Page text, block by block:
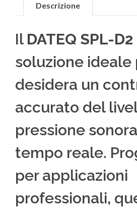
Descrizione
Il DATEQ SPL-D2
soluzione ideale
desidera un
accurato del
pressione
tempo reale.
per applicazioni
professionali,